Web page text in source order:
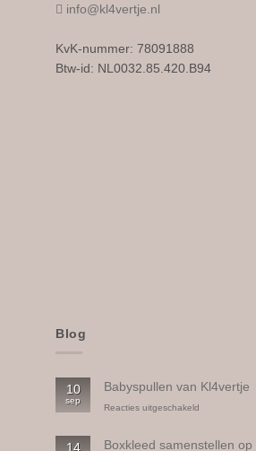
gekozen
info@kl4vertje.nl
KvK-nummer: 78091888
Btw-id: NL0032.85.420.B94
Blog
10
sep
Babyspullen van Kl4vertje
Reacties uitgeschakeld
Kl4vertje
14 Boxkleed samenstellen